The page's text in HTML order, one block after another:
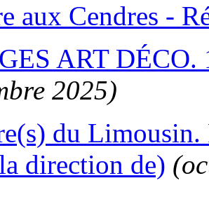
aux Cendres -
ART
2025)
du Limousin.
direction de)